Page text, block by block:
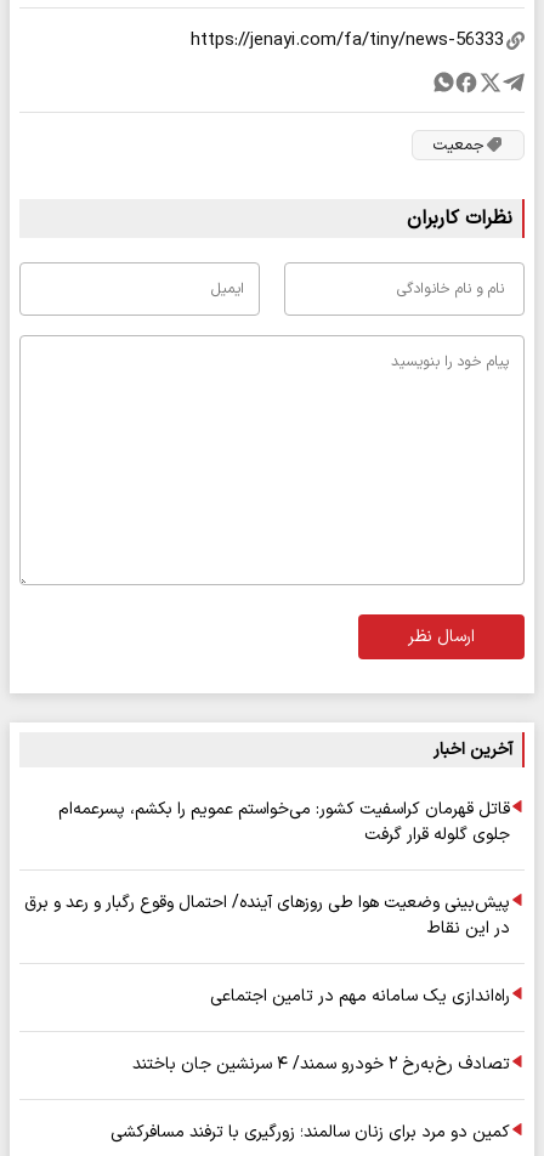
جمعیت
نظرات کاربران
ارسال نظر
آخرین اخبار
قاتل قهرمان کراسفیت کشور: می‌خواستم عمویم را بکشم، پسرعمه‌ام
جلوی گلوله قرار گرفت
پیش‌بینی وضعیت هوا طی روزهای آینده/ احتمال وقوع رگبار و رعد و برق
در این نقاط
راه‌اندازی یک سامانه مهم در تامین اجتماعی
تصادف رخ‌به‌رخ ۲ خودرو سمند/ ۴ سرنشین جان باختند
کمین دو مرد برای زنان سالمند؛ زورگیری با ترفند مسافرکشی